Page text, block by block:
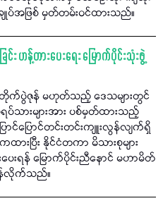
ဖြစ် မှတ်တမ်းဝင်ထားသည်။
ဟန့်တားပေးရေး မြောက်ပိုင်းသုံးဖွဲ့
က်ပွဲဇုန် မဟုတ်သည့် ဒေသများတွင်
ားများအား ပစ်မှတ်ထားသည့်
ောင်ပြောင်တင်းတင်းကျူးလွန်လျက်ရှိ
ားပြီး နိုင်ငံတကာ မိသားစုများ
ေးရန် မြောက်ပိုင်းညီနောင် မဟာမိတ်
လိုက်သည်။